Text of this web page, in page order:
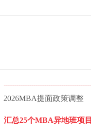
2026MBA提面政策调整
汇总25个MBA异地班项目